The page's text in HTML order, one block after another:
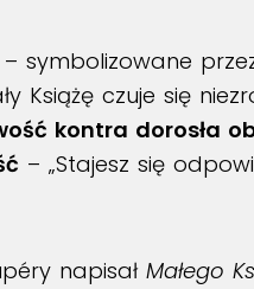
– symbolizowane
Książę czuje się
kontra dorosła
– „Stajesz się
napisał Małego